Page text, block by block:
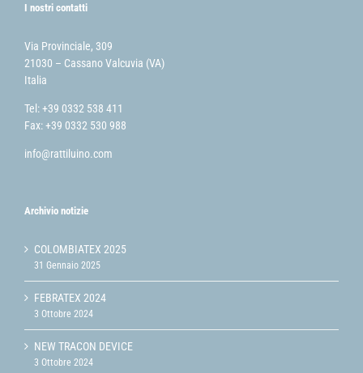
I nostri contatti
Via Provinciale, 309
21030 – Cassano Valcuvia (VA)
Italia
Tel: +39 0332 538 411
Fax: +39 0332 530 988
info@rattiluino.com
Archivio notizie
COLOMBIATEX 2025
31 Gennaio 2025
FEBRATEX 2024
3 Ottobre 2024
NEW TRACON DEVICE
3 Ottobre 2024